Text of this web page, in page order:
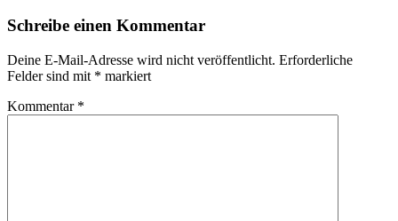
Schreibe einen Kommentar
Deine E-Mail-Adresse wird nicht veröffentlicht. Erforderliche
Felder sind mit * markiert
Kommentar *